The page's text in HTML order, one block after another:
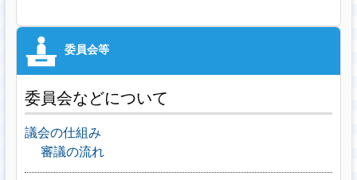
委員会などについて
議会の仕組み
審議の流れ